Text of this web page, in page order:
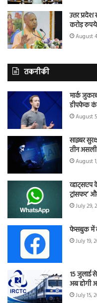
उत्तर
करोड़
August
तकनीकी
मार्क
डीपफेक
August
साइबर
तीन असली
August
व्हाट्सएप
ट्रांसफर’
July 29,
फेसबुक में
July 19,
15 जुलाई
अब होगी
July 15,